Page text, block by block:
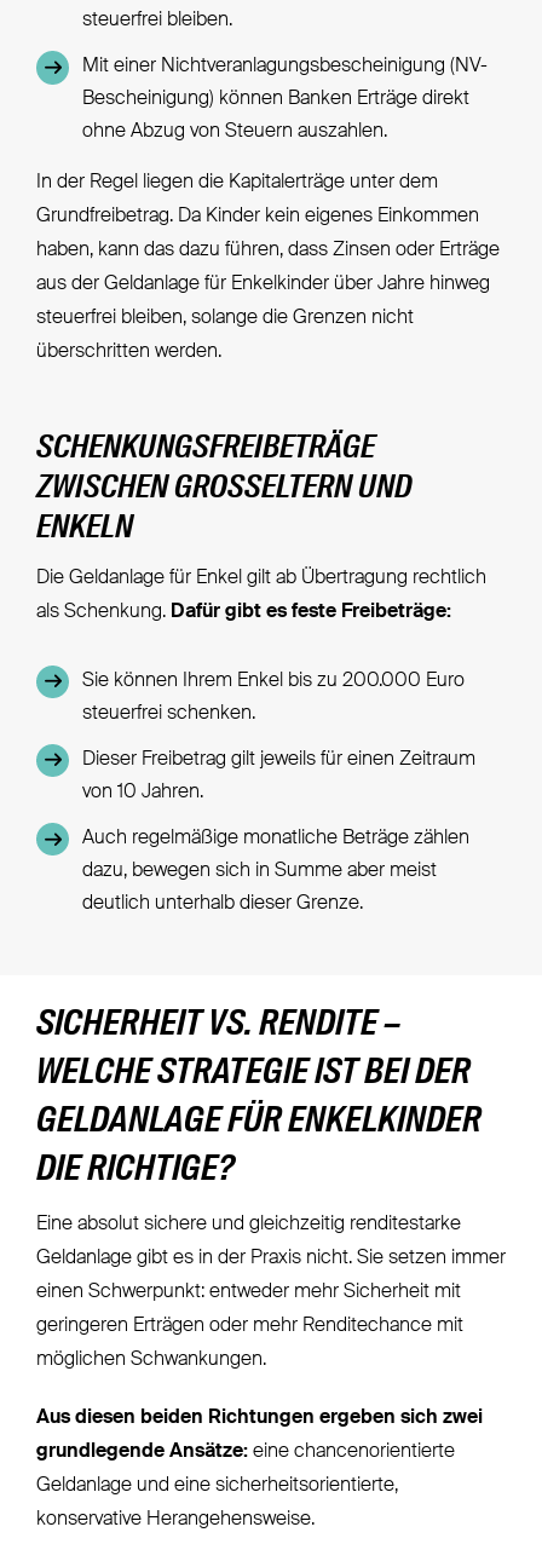
steuerfrei bleiben.
Mit einer Nichtveranlagungsbescheinigung (NV-
Bescheinigung) können Banken Erträge direkt
ohne Abzug von Steuern auszahlen.
In der Regel liegen die Kapitalerträge unter dem
Grundfreibetrag. Da Kinder kein eigenes Einkommen
haben, kann das dazu führen, dass Zinsen oder Erträge
aus der Geldanlage für Enkelkinder über Jahre hinweg
steuerfrei bleiben, solange die Grenzen nicht
überschritten werden.
SCHENKUNGSFREIBETRÄGE
ZWISCHEN GROSSELTERN UND E
NKELN
Die Geldanlage für Enkel gilt ab Übertragung rechtlich
als Schenkung. Dafür gibt es feste Freibeträge:
Sie können Ihrem Enkel bis zu 200.000 Euro
steuerfrei schenken.
Dieser Freibetrag gilt jeweils für einen Zeitraum
von 10 Jahren.
Auch regelmäßige monatliche Beträge zählen
dazu, bewegen sich in Summe aber meist
deutlich unterhalb dieser Grenze.
SICHERHEIT VS. RENDITE –
WELCHE STRATEGIE IST BEI DER
GELDANLAGE FÜR ENKELKINDER
DIE RICHTIGE?
Eine absolut sichere und gleichzeitig renditestarke
Geldanlage gibt es in der Praxis nicht. Sie setzen immer
einen Schwerpunkt: entweder mehr Sicherheit mit
geringeren Erträgen oder mehr Renditechance mit
möglichen Schwankungen.
Aus diesen beiden Richtungen ergeben sich zwei
grundlegende Ansätze:eine chancenorientierte
Geldanlage und eine sicherheitsorientierte,
konservative Herangehensweise.